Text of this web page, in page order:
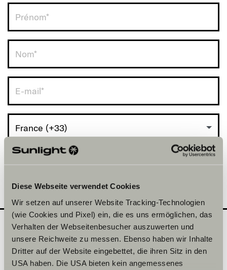
Diese Webseite verwendet Cookies
Wir setzen auf unserer Website Tracking-Technologien
(wie Cookies und Pixel) ein, die es uns ermöglichen, das
Verhalten der Webseitenbesucher auszuwerten und
unsere Reichweite zu messen. Ebenso haben wir Inhalte
Dritter auf der Website eingebettet, die ihren Sitz in den
USA haben. Die USA bieten kein angemessenes
France (+33)
2
Quel modèle souhaiteriez-
vous découvrir en